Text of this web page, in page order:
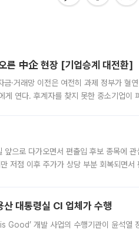
른 中企 현장 [기업승계 대전환]
·거래망 이전은 여전히 과제 정부가 혈
게 연다. 후계자를 찾지 못한 중소기업이
으로 다가오면서 편출입 후보 종목에 관
저점 이후 주가가 상당 부분 회복되면서
대통령실 CI 업체가 수행
Good’ 개발 사업의 수행기관이 윤석열